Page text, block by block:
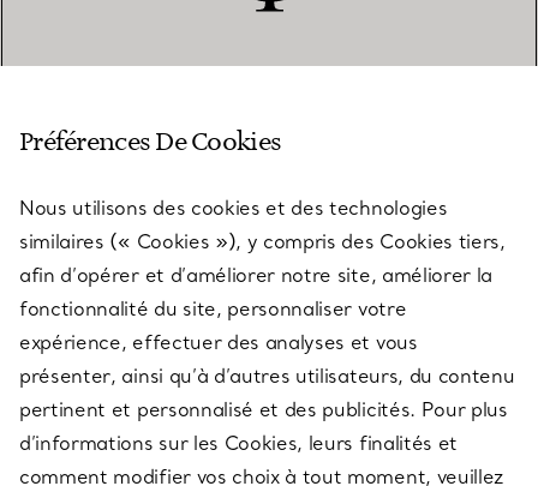
SERVICES
À PROPOS
QUESTIONS LÉGALES
Préférences De Cookies
Nous utilisons des cookies et des technologies
similaires (« Cookies »), y compris des Cookies tiers,
afin d’opérer et d’améliorer notre site, améliorer la
fonctionnalité du site, personnaliser votre
expérience, effectuer des analyses et vous
présenter, ainsi qu’à d’autres utilisateurs, du contenu
pertinent et personnalisé et des publicités. Pour plus
d’informations sur les Cookies, leurs finalités et
comment modifier vos choix à tout moment, veuillez